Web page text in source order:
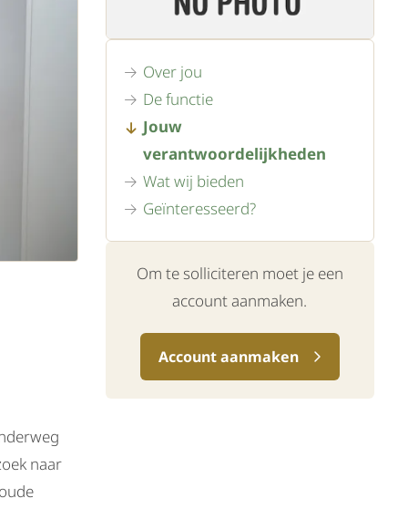
naar
Over jou
De functie
Jouw
verantwoordelijkheden
Wat wij bieden
Geïnteresseerd?
Om te solliciteren moet je een
account aanmaken.
Account aanmaken